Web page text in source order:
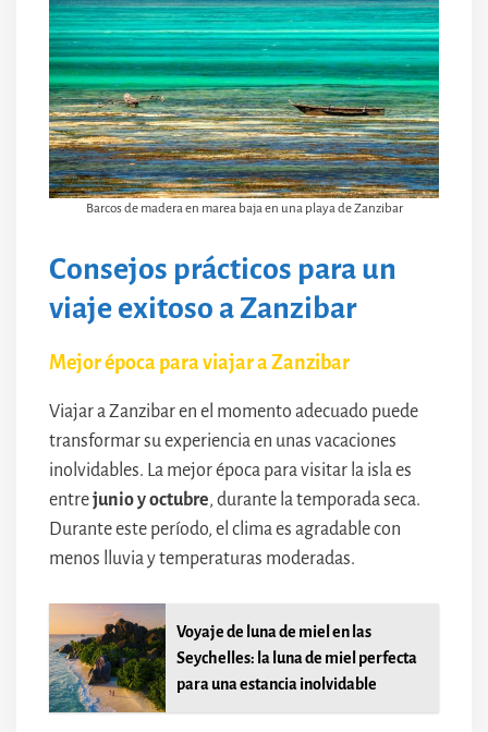
Barcos de madera en marea baja en una playa de Zanzibar
Consejos prácticos para un
viaje exitoso a Zanzibar
Mejor época para viajar a Zanzibar
Viajar a Zanzibar en el momento adecuado puede
transformar su experiencia en unas vacaciones
inolvidables. La mejor época para visitar la isla es
entrejunio y octubre, durante la temporada seca.
Durante este período, el clima es agradable con
menos lluvia y temperaturas moderadas.
Voyaje de luna de miel en las
Seychelles: la luna de miel perfecta
para una estancia inolvidable